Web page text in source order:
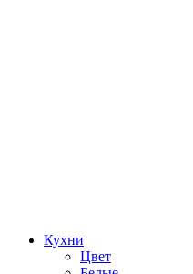
Кухни
Цвет